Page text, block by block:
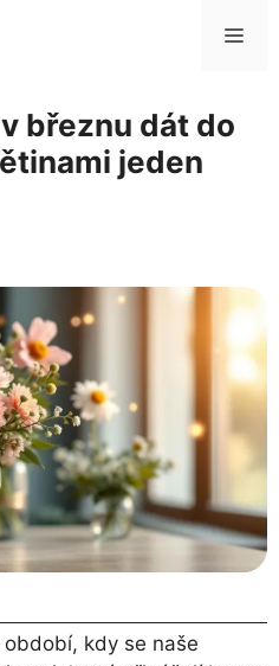
březnu dát do
jeden
kdy se naše